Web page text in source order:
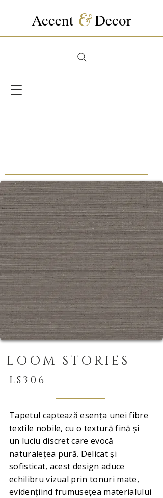
Accent &Decor
LOOM STORIES
LS306
Tapetul captează esența unei fibre
textile nobile, cu o textură fină și
un luciu discret care evocă
naturalețea pură. Delicat și
sofisticat, acest design aduce
echilibru vizual prin tonuri mate,
evidențiind frumusețea materialului